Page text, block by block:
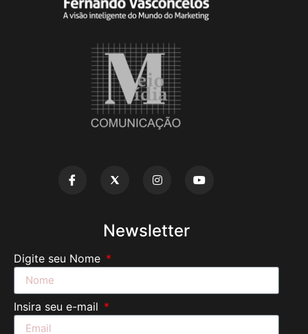
Newsletter
Digite seu Nome
Insira seu e-mail